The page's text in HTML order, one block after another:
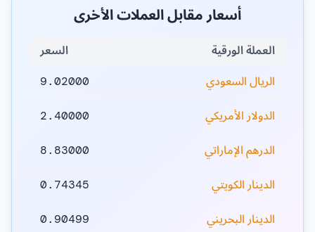
أسعار مقابل العملات الأخرى
العملة الورقية
السعر
الريال السعودي
9.02000
الدولار الأمريكي 2.40000
الدرهم الإماراتي 8.83000
الدينار الكويتي 0.74345
الدينار البحريني 0.90499